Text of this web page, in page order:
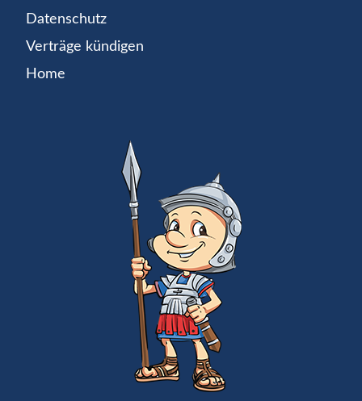
Datenschutz
Verträge kündigen
Home